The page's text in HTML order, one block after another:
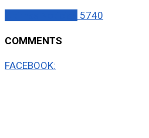
5740
COMMENTS
FACEBOOK: